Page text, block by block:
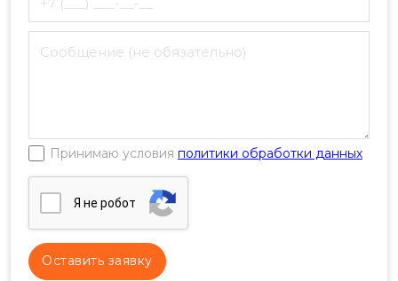
Принимаю условия политики обработки данных
Я нe poбoт